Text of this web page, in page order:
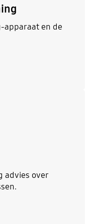
apparaat en de
advies over